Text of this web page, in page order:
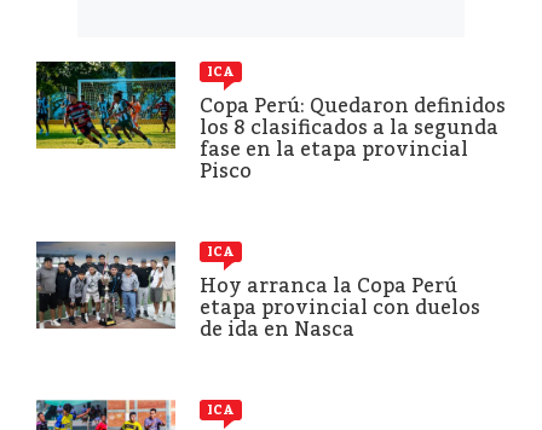
ICA
Copa Perú: Quedaron definidos
los 8 clasificados a la segunda
fase en la etapa provincial
Pisco
ICA
Hoy arranca la Copa Perú
etapa provincial con duelos
de ida en Nasca
ICA